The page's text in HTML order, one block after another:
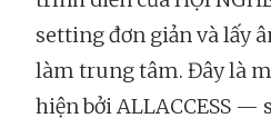
setting đơn giản và lấy
làm trung tâm. Đây là
hiện bởi ALLACCESS —